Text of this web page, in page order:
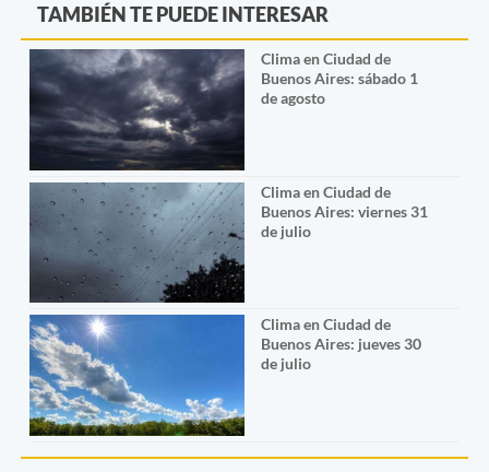
TAMBIÉN TE PUEDE INTERESAR
Clima en Ciudad de
Buenos Aires: sábado 1
de agosto
Clima en Ciudad de
Buenos Aires: viernes 31
de julio
Clima en Ciudad de
Buenos Aires: jueves 30
de julio